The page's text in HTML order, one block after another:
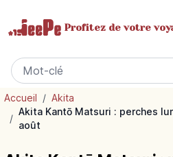
Profitez de votre
Accueil / Akita
/
Akita Kantō Matsuri : perches
août